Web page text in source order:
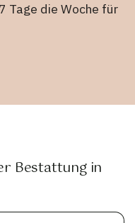
Tage die Woche für
Bestattung in